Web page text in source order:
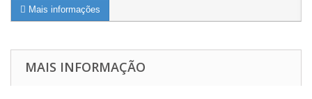
Mais informações
MAIS INFORMAÇÃO